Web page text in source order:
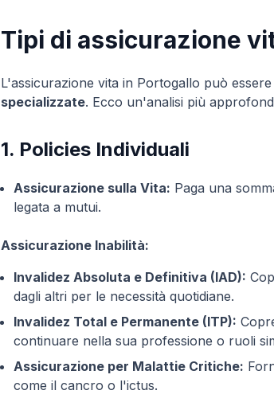
Tipi di assicurazione
L'assicurazione vita in Portogallo può essere
specializzate. Ecco un'analisi più
1. Policies Individuali
Assicurazione sulla Vita: Paga una
legata a mutui.
Assicurazione Inabilità:
Invalidez Absoluta e Definitiva (IAD):
dagli altri per le necessità quotidiane.
Invalidez Total e Permanente (ITP):
continuare nella sua professione o ruoli
Assicurazione per Malattie Critiche:
come il cancro o l'ictus.